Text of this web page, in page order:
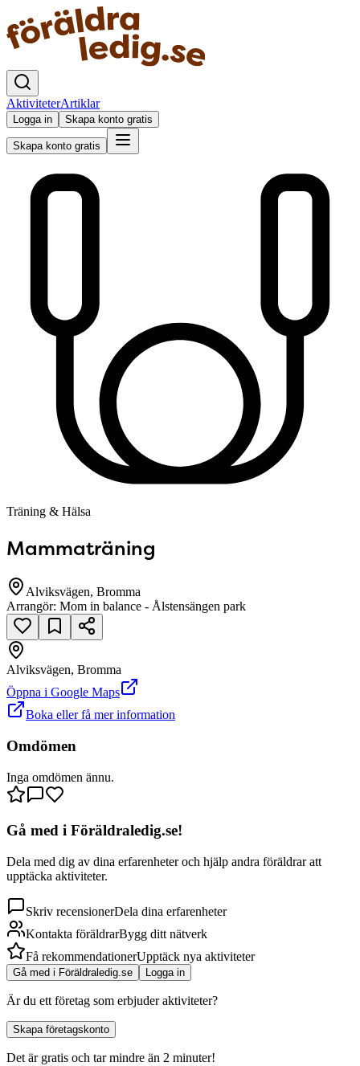
AktiviteterArtiklar
Logga in Skapa konto gratis
Skapa konto gratis
Träning & Hälsa
Mammaträning
Alviksvägen, Bromma
Arrangör: Mom in balance - Ålstensängen park
Alviksvägen
Alviksvägen, Bromma
Öppna i Google Maps
Boka eller få mer information
Omdömen
Inga omdömen ännu.
Gå med i Föräldraledig.se!
Dela med dig av dina erfarenheter och hjälp andra föräldrar att
upptäcka aktiviteter.
Skriv recensionerDela dina erfarenheter
Kontakta föräldrarBygg ditt nätverk
Få rekommendationerUpptäck nya aktiviteter
Gå med i Föräldraledig.se Logga in
Är du ett företag som erbjuder aktiviteter?
Skapa företagskonto
Det är gratis och tar mindre än 2 minuter!